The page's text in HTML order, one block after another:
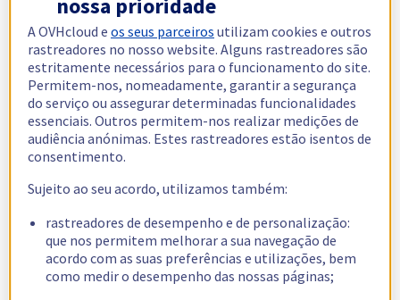
nossa prioridade
A OVHcloud eos seus parceiros utilizam cookies e outros
rastreadores no nosso website. Alguns rastreadores são
estritamente necessários para o funcionamento do site.
Permitem-nos, nomeadamente, garantir a segurança
do serviço ou assegurar determinadas funcionalidades
essenciais. Outros permitem-nos realizar medições de
audiência anónimas. Estes rastreadores estão isentos de
consentimento.
Sujeito ao seu acordo, utilizamos também:
rastreadores de desempenho e de personalização:
que nos permitem melhorar a sua navegação de
acordo com as suas preferências e utilizações, bem
como medir o desempenho das nossas páginas;